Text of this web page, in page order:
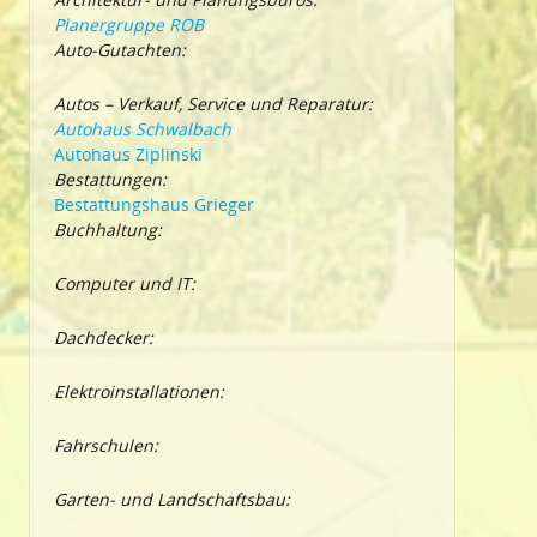
Planergruppe ROB
Auto-Gutachten:
Autos – Verkauf, Service und Reparatur:
Autohaus Schwalbach
Autohaus Ziplinski
Bestattungen:
Bestattungshaus Grieger
Buchhaltung:
Computer und IT:
Dachdecker:
Elektroinstallationen:
Fahrschulen:
Garten- und Landschaftsbau: